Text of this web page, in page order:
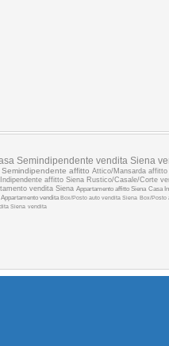
Semindipendente vendita Siena
Semindipendente affitto Attico/Mansarda affitto
affitto Siena Rustico/Casale/Corte
vendita Siena Appartamento affitto Siena Casa
Appartamento venditaBox/Posto auto vendita Siena Box/Posto
Siena vendita